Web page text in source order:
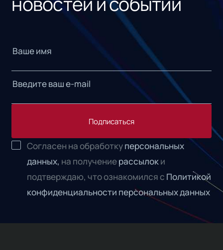
Подписаться
Согласен на обработкуперсональных
данных, на получениерассылоки
подтверждаю, что ознакомился с Политикой
конфиденциальности персональных данных